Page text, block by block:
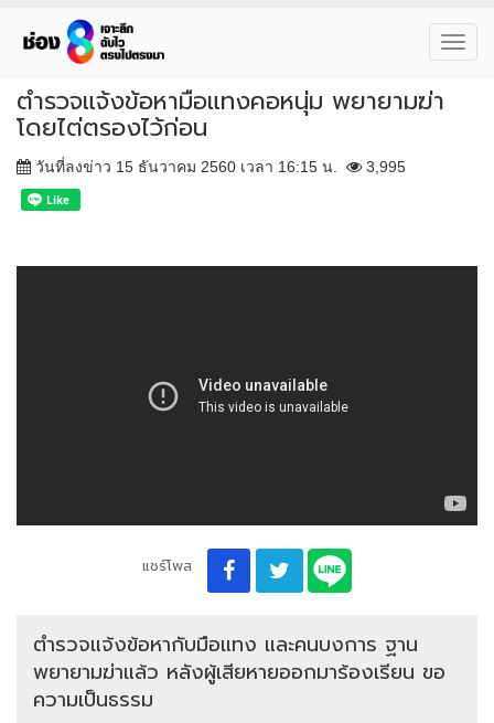
ตำรวจแจ้งข้อหามือแทงคอหนุ่ม พยายามฆ่า
โดยไต่ตรองไว้ก่อน
วันที่ลงข่าว 15 ธันวาคม 2560 เวลา 16:15 น. 3,995
แชร์โพส
ตำรวจแจ้งข้อหากับมือแทง และคนบงการ ฐาน
พยายามฆ่าแล้ว หลังผู้เสียหายออกมาร้องเรียน ขอ
ความเป็นธรรม